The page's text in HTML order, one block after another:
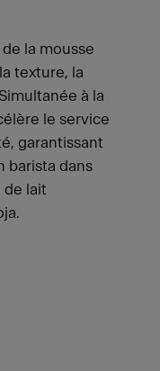
la mousse
texture, la
à la
le service
garantissant
barista dans
de lait